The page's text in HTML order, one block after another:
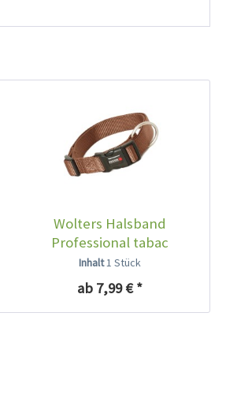
Wolters Halsband
Professional tabac
Inhalt1 Stück
ab 7,99 € *